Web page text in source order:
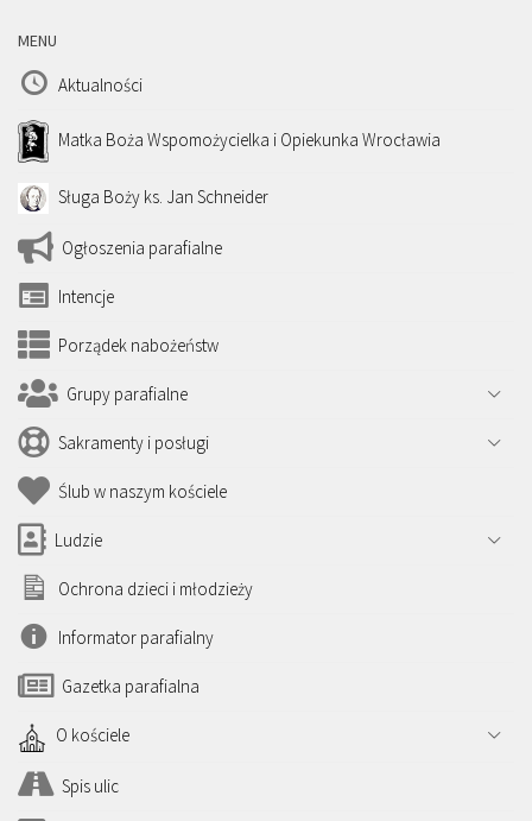
MENU
Aktualności
Matka Boża Wspomożycielka i Opiekunka Wrocławia
Sługa Boży ks. Jan Schneider
Ogłoszenia parafialne
Intencje
Porządek nabożeństw
Grupy parafialne
Sakramenty i posługi
Ślub w naszym kościele
Ludzie
Ochrona dzieci i młodzieży
Informator parafialny
Gazetka parafialna
O kościele
Spis ulic